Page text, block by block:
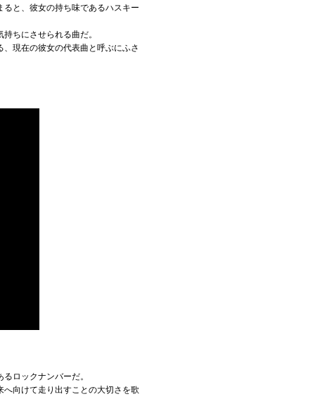
と、彼女の持ち味であるハスキー
ちにさせられる曲だ。
現在の彼女の代表曲と呼ぶにふさ
ロックナンバーだ。
向けて走り出すことの大切さを歌